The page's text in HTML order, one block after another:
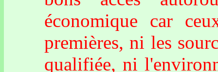
économique car
premières, ni les
qualifiée, ni